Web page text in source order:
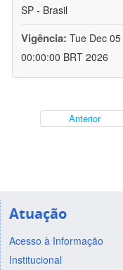
SP - Brasil
Vigência: Tue Dec
00:00:00 BRT 2026
Anterior
Atuação
Acesso à Informação
Institucional